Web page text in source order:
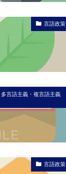
言語政策
多言語主義・複言語主義
言語政策